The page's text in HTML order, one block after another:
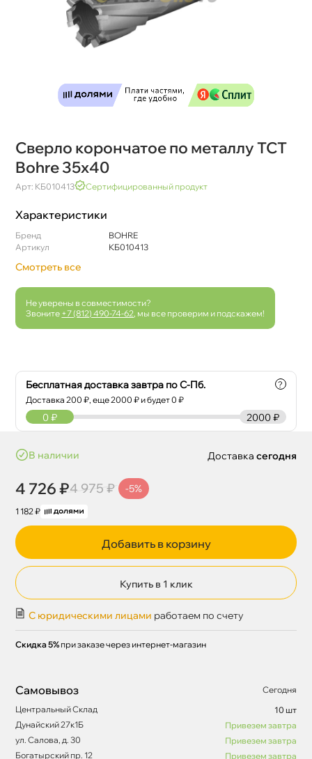
Сверло корончатое по металлу TCT
Bohre 35х40
Арт: КБ010413 Сертифицированный продукт
Характеристики
Бренд
BOHRE
Артикул
КБ010413
Смотреть все
Не уверены в совместимости?
Звоните +7 (812) 490-74-62 , мы все проверим и подскажем!
Бесплатная доставка завтра по С-Пб.
Доставка200 ₽, еще2000 ₽ и будет 0 ₽
?
2000 ₽
0 ₽
наличии
4 726 ₽4 975 ₽ -5%
1 182 ₽
Доставка сегодня
Добавить в корзину
Купить в 1 клик
С юридическими лицами работаем по счету
Скидка 5% при заказе через интернет-магазин
Самовывоз
Сегодня
Центральный Склад
10 шт
Дунайский 27к1Б
Привезем завтра
ул. Салова, д. 30
Привезем завтра
Богатырский пр. 12
Привезем завтра